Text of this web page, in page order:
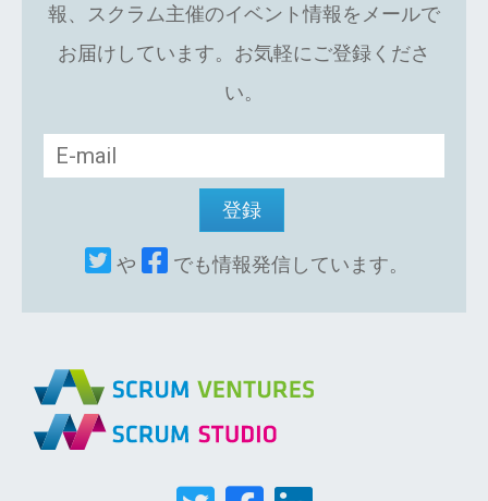
報、スクラム主催のイベント情報をメールで
お届けしています。お気軽にご登録くださ
い。
や でも情報発信しています。